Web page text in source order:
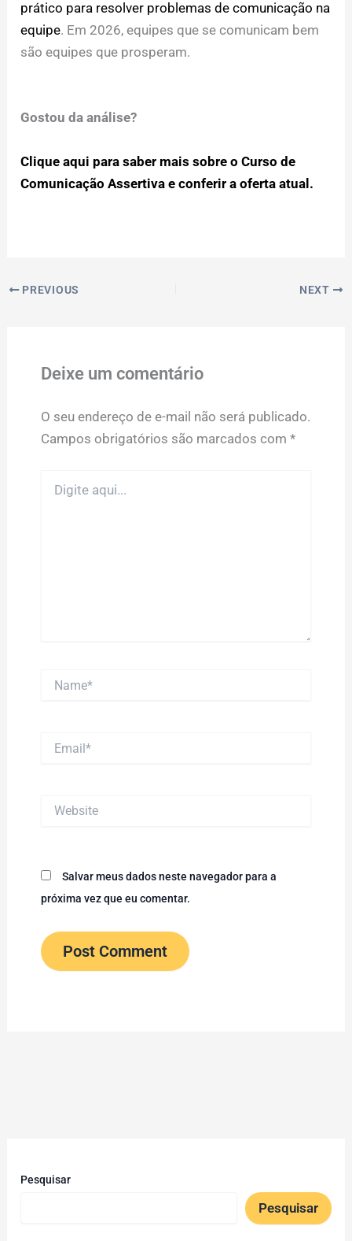
prático para resolver problemas de comunicação na
equipe. Em 2026, equipes que se comunicam bem
são equipes que prosperam.
Gostou da análise?
Clique aqui para saber mais sobre o Curso de
Comunicação Assertiva e conferir a oferta atual.
PREVIOUS NEXT
Deixe um comentário
O seu endereço de e-mail não será publicado.
Campos obrigatórios são marcados com *
aqui...
Salvar meus dados neste navegador para a
próxima vez que eu comentar.
Pesquisar
Pesquisar